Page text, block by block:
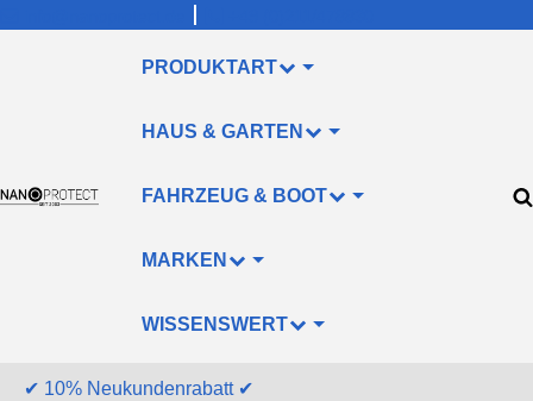
PRODUKTART
HAUS & GARTEN
FAHRZEUG & BOOT
MARKEN
WISSENSWERT
✔ 10% Neukundenrabatt✔